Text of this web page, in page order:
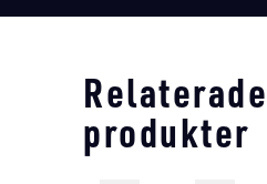
Relaterade
produkter